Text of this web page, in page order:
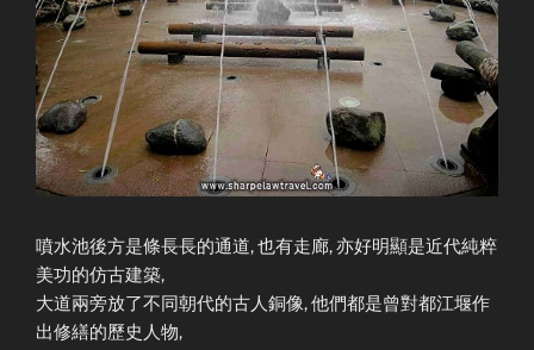
噴水池後方是條長長的通道, 也有走廊, 亦好明顯是近代純粹
美功的仿古建築,
大道兩旁放了不同朝代的古人銅像, 他們都是曾對都江堰作
出修繕的歷史人物,